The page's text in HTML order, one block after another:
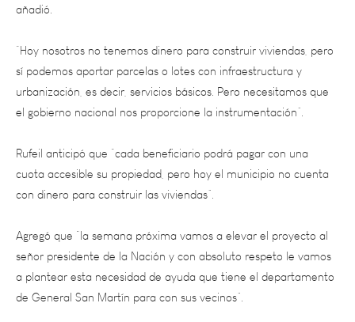
“Hoy nosotros no tenemos dinero para construir viviendas, pero
sí podemos aportar parcelas o lotes con infraestructura y
urbanización, es decir, servicios básicos. Pero necesitamos que
el gobierno nacional nos proporcione la instrumentación”.
Rufeil anticipó que “cada beneficiario podrá pagar con una
cuota accesible su propiedad, pero hoy el municipio no cuenta
con dinero para construir las viviendas”.
Agregó que “la semana próxima vamos a elevar el proyecto al
señor presidente de la Nación y con absoluto respeto le vamos
a plantear esta necesidad de ayuda que tiene el departamento
de General San Martín para con sus vecinos”.